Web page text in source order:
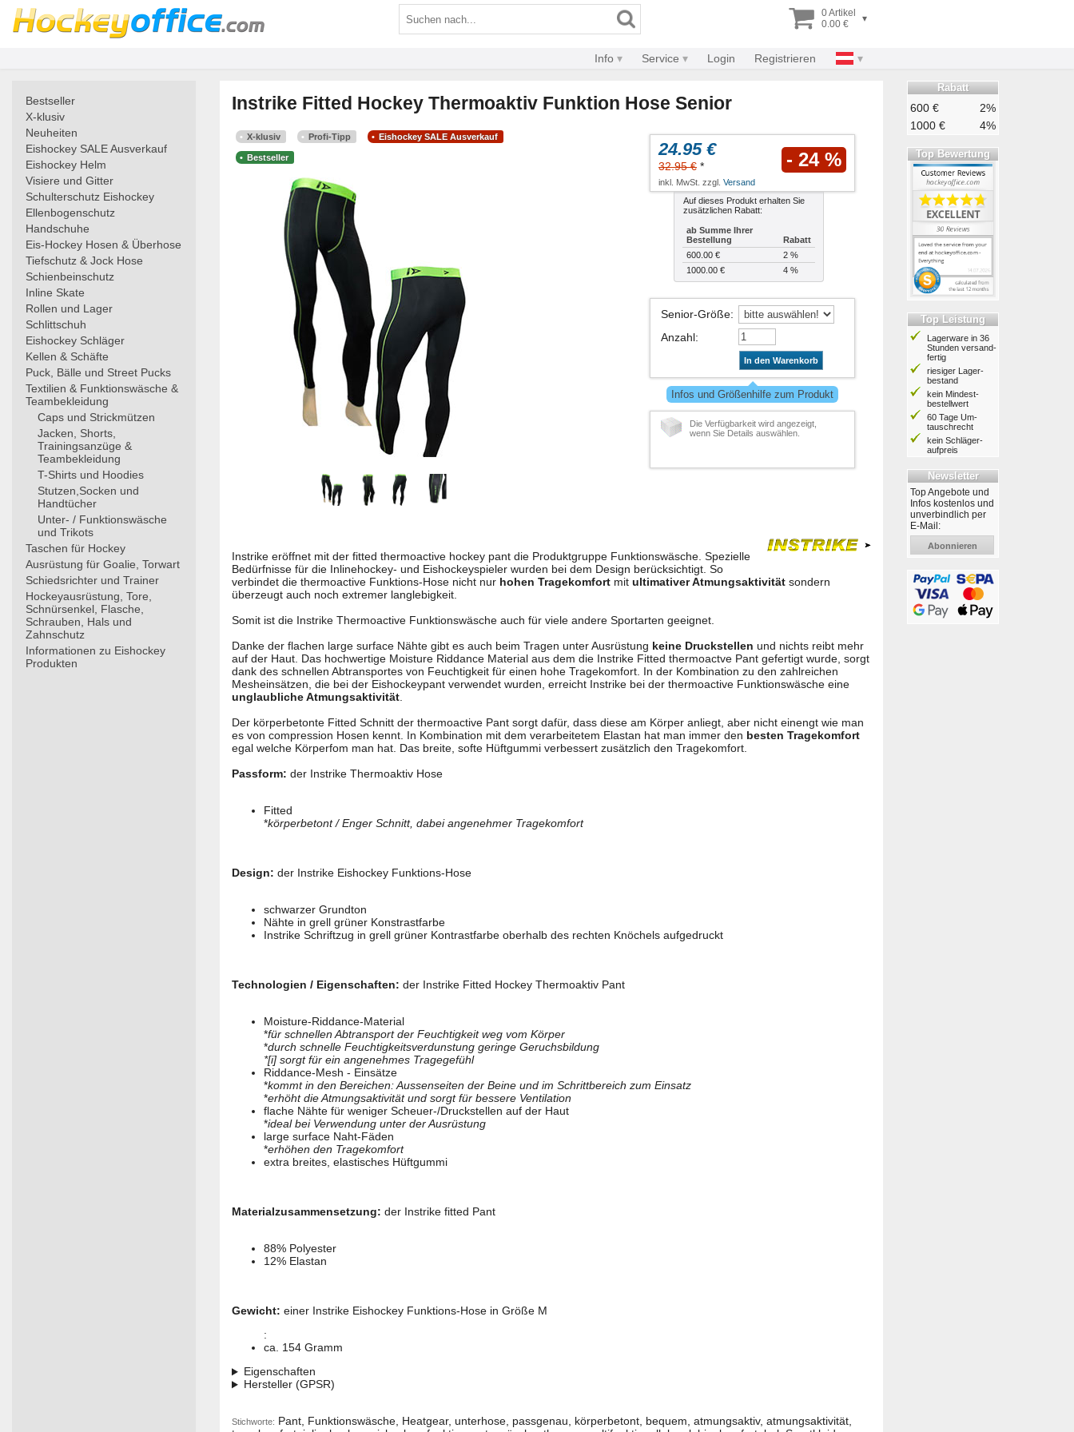
0 Artikel
0.00 €
▾
Info Service Login Registrieren
Bestseller
X-klusiv
Neuheiten
Eishockey SALE Ausverkauf
Eishockey Helm
Visiere und Gitter
Schulterschutz Eishockey
Ellenbogenschutz
Handschuhe
Eis-Hockey Hosen & Überhose
Tiefschutz & Jock Hose
Schienbeinschutz
Inline Skate
Rollen und Lager
Schlittschuh
Eishockey Schläger
Kellen & Schäfte
Puck, Bälle und Street Pucks
Textilien & Funktionswäsche &
Teambekleidung
Caps und Strickmützen
Jacken, Shorts,
Trainingsanzüge &
Teambekleidung
T-Shirts und Hoodies
Stutzen,Socken und
Handtücher
Unter- / Funktionswäsche
und Trikots
Taschen für Hockey
Ausrüstung für Goalie, Torwart
Schiedsrichter und Trainer
Hockeyausrüstung, Tore,
Schnürsenkel, Flasche,
Schrauben, Hals und
Zahnschutz
Informationen zu Eishockey
Produkten
Instrike Fitted Hockey Thermoaktiv Funktion Hose Senior
X-klusiv Profi-Tipp Eishockey SALE Ausverkauf
Bestseller 24.95 €
32.95 € * - 24 %
inkl. MwSt. zzgl. Versand
Auf dieses Produkt erhalten Sie
zusätzlichen Rabatt:
ab Summe Ihrer
Bestellung
Rabatt
600.00 €
2 %
1000.00 €
4 %
Senior-Größe:
Anzahl:
In den Warenkorb
Infos und Größenhilfe zum Produkt
Die Verfügbarkeit wird angezeigt,
wenn Sie Details auswählen.
Instrike eröffnet mit der fitted thermoactive hockey pant die Produktgruppe Funktionswäsche. Spezielle
Bedürfnisse für die Inlinehockey- und Eishockeyspieler wurden bei dem Design berücksichtigt. So
verbindet die thermoactive Funktions-Hose nicht nur hohen Tragekomfort mit ultimativer Atmungsaktivität sondern
überzeugt auch noch extremer langlebigkeit.
Somit ist die Instrike Thermoactive Funktionswäsche auch für viele andere Sportarten geeignet.
Danke der flachen large surface Nähte gibt es auch beim Tragen unter Ausrüstung keine Druckstellen und nichts reibt mehr
auf der Haut. Das hochwertige Moisture Riddance Material aus dem die Instrike Fitted thermoactve Pant gefertigt wurde, sorgt
dank des schnellen Abtransportes von Feuchtigkeit für einen hohe Tragekomfort. In der Kombination zu den zahlreichen
Mesheinsätzen, die bei der Eishockeypant verwendet wurden, erreicht Instrike bei der thermoactive Funktionswäsche eine
unglaubliche Atmungsaktivität.
Der körperbetonte Fitted Schnitt der thermoactive Pant sorgt dafür, dass diese am Körper anliegt, aber nicht einengt wie man
es von compression Hosen kennt. In Kombination mit dem verarbeitetem Elastan hat man immer den besten Tragekomfort
egal welche Körperfom man hat. Das breite, softe Hüftgummi verbessert zusätzlich den Tragekomfort.
Passform: der Instrike Thermoaktiv Hose
Fitted
*körperbetont / Enger Schnitt, dabei angenehmer Tragekomfort
Design: der Instrike Eishockey Funktions-Hose
schwarzer Grundton
Nähte in grell grüner Konstrastfarbe
Instrike Schriftzug in grell grüner Kontrastfarbe oberhalb des rechten Knöchels aufgedruckt
Technologien / Eigenschaften: der Instrike Fitted Hockey Thermoaktiv Pant
Moisture-Riddance-Material
*für schnellen Abtransport der Feuchtigkeit weg vom Körper
*durch schnelle Feuchtigkeitsverdunstung geringe Geruchsbildung
*[i] sorgt für ein angenehmes Tragegefühl
Riddance-Mesh - Einsätze
*kommt in den Bereichen: Aussenseiten der Beine und im Schrittbereich zum Einsatz
*erhöht die Atmungsaktivität und sorgt für bessere Ventilation
flache Nähte für weniger Scheuer-/Druckstellen auf der Haut
*ideal bei Verwendung unter der Ausrüstung
large surface Naht-Fäden
*erhöhen den Tragekomfort
extra breites, elastisches Hüftgummi
Materialzusammensetzung: der Instrike fitted Pant
88% Polyester
12% Elastan
Gewicht: einer Instrike Eishockey Funktions-Hose in Größe M
:
ca. 154 Gramm
Eigenschaften
Hersteller (GPSR)
Stichworte: Pant, Funktionswäsche, Heatgear, unterhose, passgenau, körperbetont, bequem, atmungsaktiv, atmungsaktivität,
Rabatt
600 €
2%
1000 €
4%
Top Bewertung
Top Leistung
Lagerware in 36
Stunden ver­sand­
fertig
riesiger Lager­
bestand
kein Mindest­
bestell­wert
60 Tage Um­
tausch­recht
kein Schläger­
aufpreis
Newsletter
Top Angebote und
Infos kostenlos und
unverbindlich per
E-Mail:
Abonnieren